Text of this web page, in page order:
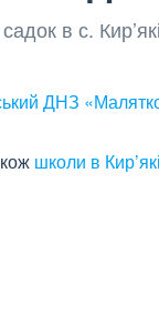
в с.
ДНЗ
школи в